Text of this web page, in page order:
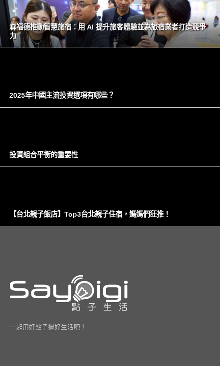
森福德推動智慧旅宿：用 AI 提升旅客體驗並為旅宿業者打造競爭
力
2025年中國主流投資選項有哪些？
投資組合平衡的重要性
【台北親子飯店】Top3台北親子住宿，媽媽們狂推！
一起用好點子過好生活吧！